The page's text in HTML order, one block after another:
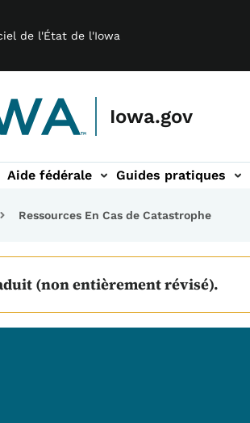
de l'État de l'Iowa
Iowa.gov
Aide fédérale Guides pratiques
Ressources En Cas de Catastrophe
(non entièrement révisé).